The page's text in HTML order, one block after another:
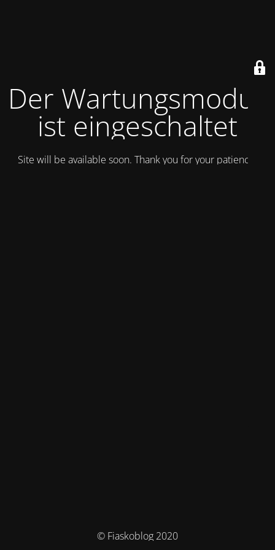
Der Wartungsmodus
ist eingeschaltet
Site will be available soon. Thank you for your patience!
© Fiaskoblog 2020